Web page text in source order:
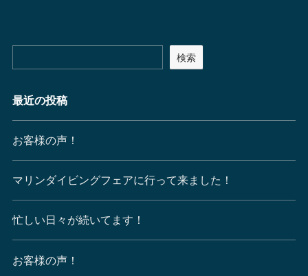
検索
最近の投稿
お客様の声！
マリンダイビングフェアに行って来ました！
忙しい日々が続いてます！
お客様の声！